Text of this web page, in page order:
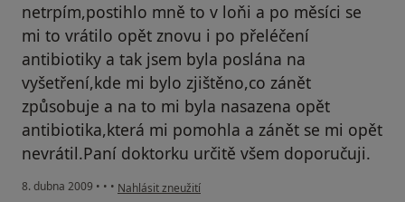
netrpím,postihlo mně to v loňi a po měsíci se
mi to vrátilo opět znovu i po přeléčení
antibiotiky a tak jsem byla poslána na
vyšetření,kde mi bylo zjištěno,co zánět
způsobuje a na to mi byla nasazena opět
antibiotika,která mi pomohla a zánět se mi opět
nevrátil.Paní doktorku určitě všem doporučuji.
8. dubna 2009 • • • podle názoru uživatele Gabriela Matějková
Nahlásit zneužití